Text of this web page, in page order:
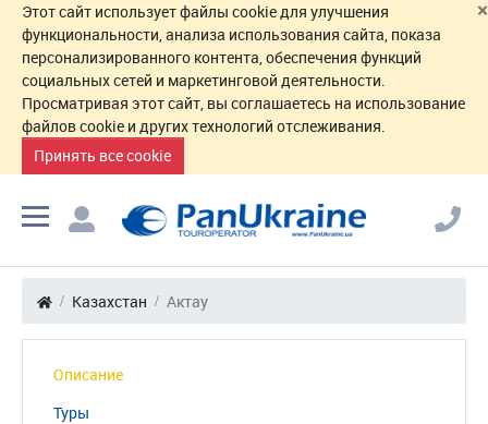
×
Этот сайт использует файлы cookie для улучшения
функциональности, анализа использования сайта, показа
персонализированного контента, обеспечения функций
социальных сетей и маркетинговой деятельности.
Просматривая этот сайт, вы соглашаетесь на использование
файлов cookie и других технологий отслеживания.
Принять все cookie
Казахстан Актау
Описание
Туры